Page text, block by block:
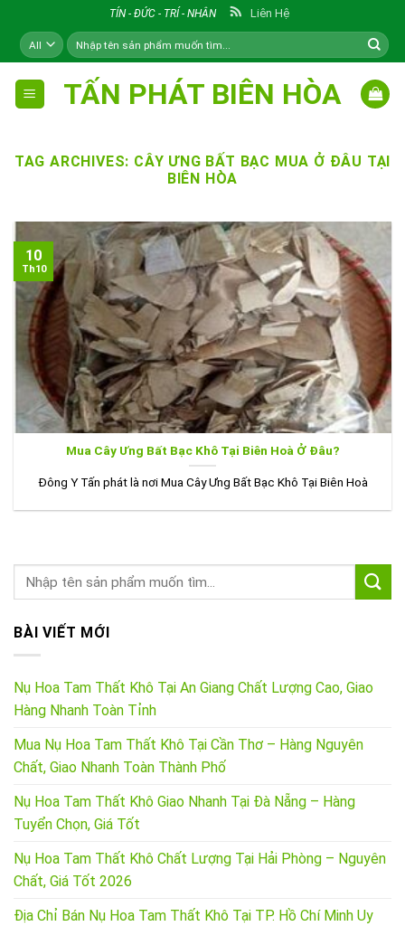
content
TÍN - ĐỨC - TRÍ - NHÂN Liên Hệ
Tìm
kiếm:
TẤN PHÁT BIÊN HÒA
TAG ARCHIVES: CÂY ƯNG BẤT BẠC MUA Ở ĐÂU TẠI
BIÊN HÒA
Mua Cây Ưng Bất Bạc Khô Tại Biên Hoà Ở Đâu?
Đông Y Tấn phát là nơi Mua Cây Ưng Bất Bạc Khô Tại Biên Hoà
10
Th10
BÀI VIẾT MỚI
Nụ Hoa Tam Thất Khô Tại An Giang Chất Lượng Cao, Giao
Hàng Nhanh Toàn Tỉnh
Mua Nụ Hoa Tam Thất Khô Tại Cần Thơ – Hàng Nguyên
Chất, Giao Nhanh Toàn Thành Phố
Nụ Hoa Tam Thất Khô Giao Nhanh Tại Đà Nẵng – Hàng
Tuyển Chọn, Giá Tốt
Nụ Hoa Tam Thất Khô Chất Lượng Tại Hải Phòng – Nguyên
Chất, Giá Tốt 2026
Địa Chỉ Bán Nụ Hoa Tam Thất Khô Tại TP. Hồ Chí Minh Uy